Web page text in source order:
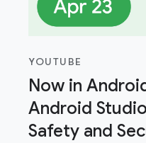
YOUTUBE
Now in
Android
Safety and